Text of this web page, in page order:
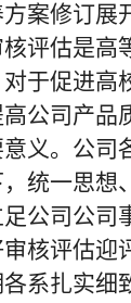
案修订展
评估是高
于促进高
公司产品
义。公司
统一思想
公司公司
核评估迎
系扎实细